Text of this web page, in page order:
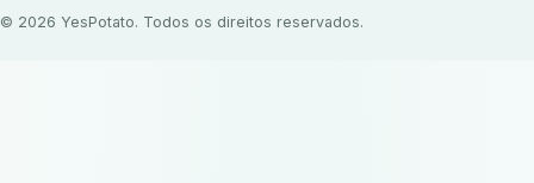
© 2026 YesPotato. Todos os direitos reservados.